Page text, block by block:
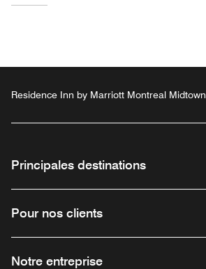
Residence Inn by Marriott Montreal Midtown
Principales destinations
Pour nos clients
Notre entreprise